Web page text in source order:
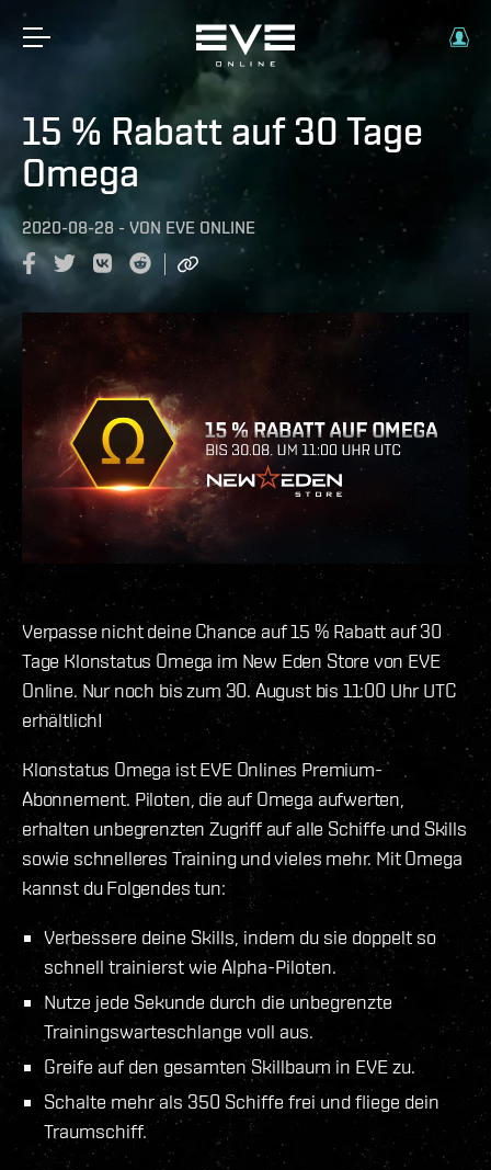
15 % Rabatt auf 30 Tage
Omega
2020-08-28 - VON EVE ONLINE
Verpasse nicht deine Chance auf 15 % Rabatt auf 30
Tage Klonstatus Omega im New Eden Store von EVE
Online. Nur noch bis zum 30. August bis 11:00 Uhr UTC
erhältlich!
Klonstatus Omega ist EVE Onlines Premium-
Abonnement. Piloten, die auf Omega aufwerten,
erhalten unbegrenzten Zugriff auf alle Schiffe und Skills
sowie schnelleres Training und vieles mehr. Mit Omega
kannst du Folgendes tun:
Verbessere deine Skills, indem du sie doppelt so
schnell trainierst wie Alpha-Piloten.
Nutze jede Sekunde durch die unbegrenzte
Trainingswarteschlange voll aus.
Greife auf den gesamten Skillbaum in EVE zu.
Schalte mehr als 350 Schiffe frei und fliege dein
Traumschiff.